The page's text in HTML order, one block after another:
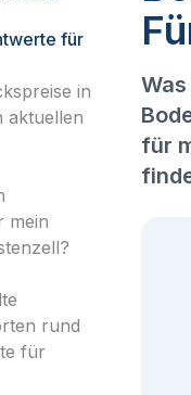
für
in
aktuellen
mein
rund
für
für